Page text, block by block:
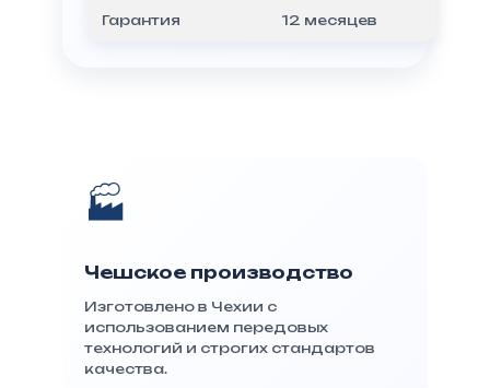
Гарантия 12 месяцев
🏭
Чешское производство
Изготовлено в Чехии с
использованием передовых
технологий и строгих стандартов
качества.